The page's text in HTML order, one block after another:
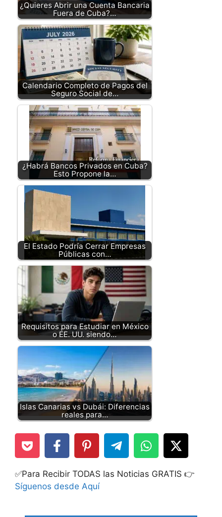
¿Quieres Abrir una Cuenta Bancaria
Fuera de Cuba?…
Calendario Completo de Pagos del
Seguro Social de…
¿Habrá Bancos Privados en Cuba?
Esto Propone la…
El Estado Podría Cerrar Empresas
Públicas con…
Requisitos para Estudiar en México
o EE. UU. siendo…
Islas Canarias vs Dubái: Diferencias
reales para…
✅Para Recibir TODAS las Noticias GRATIS 👉
Síguenos desde Aquí